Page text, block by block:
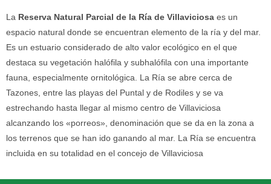
La Reserva Natural Parcial de la Ría de Villaviciosa es un
espacio natural donde se encuentran elemento de la ría y del mar.
Es un estuario considerado de alto valor ecológico en el que
destaca su vegetación halófila y subhalófila con una importante
fauna, especialmente ornitológica. La Ría se abre cerca de
Tazones, entre las playas del Puntal y de Rodiles y se va
estrechando hasta llegar al mismo centro de Villaviciosa
alcanzando los «porreos», denominación que se da en la zona a
los terrenos que se han ido ganando al mar. La Ría se encuentra
incluida en su totalidad en el concejo de Villaviciosa